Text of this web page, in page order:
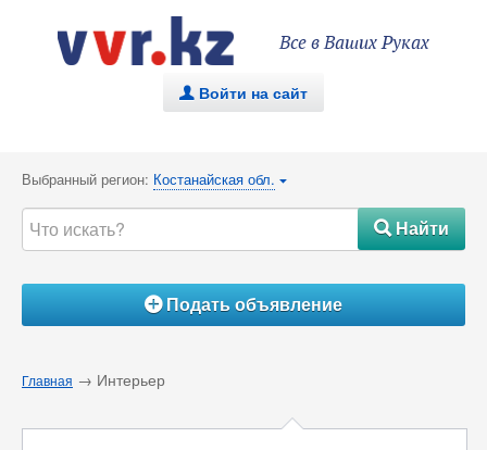
Все в Ваших Руках
. Войти на сайт
Выбранный регион: Костанайская обл. {
#Найти
ÁПодать объявление
Главная → Интерьер